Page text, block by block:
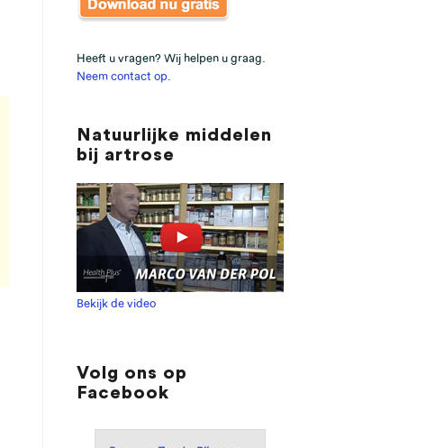
Heeft u vragen? Wij helpen u graag.
Neem contact op
Natuurlijke middelen
bij artrose
Bekijk de video
Volg ons op
Facebook